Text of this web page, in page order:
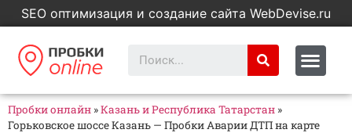
SEO оптимизация и создание сайта WebDevise.ru
Пробки онлайн »Казань и Республика Татарстан »
Горьковское шоссе Казань — Пробки Аварии ДТП на карте